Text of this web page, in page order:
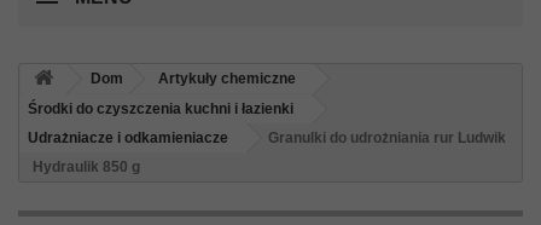
Dom
Artykuły chemiczne
Środki do czyszczenia kuchni i łazienki
Udrażniacze i odkamieniacze
Granulki do udrożniania rur Ludwik
Hydraulik 850 g